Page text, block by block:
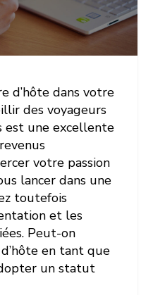
d’hôte dans votre
des voyageurs
est une excellente
votre passion
lancer dans une
toutefois
et les
Peut-on
en tant que
un statut